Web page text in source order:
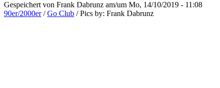
Gespeichert von Frank Dabrunz am/um Mo, 14/10/2019 - 11:08
90er/2000er /Go Club /Pics by: Frank Dabrunz